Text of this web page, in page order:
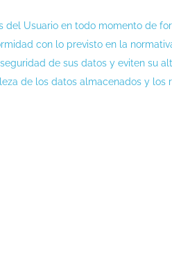
del Usuario en todo momento
con lo previsto en la
de sus datos y eviten su
de los datos almacenados y los